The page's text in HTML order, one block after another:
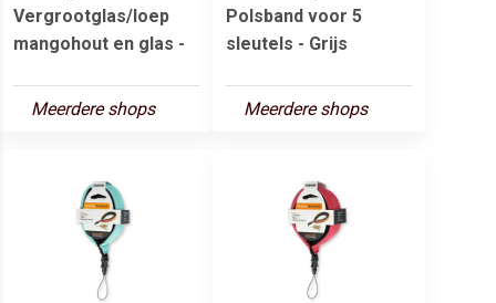
Vergrootglas/loep
mangohout en glas -
Meerdere shops
Polsband voor 5
sleutels - Grijs
Meerdere shops